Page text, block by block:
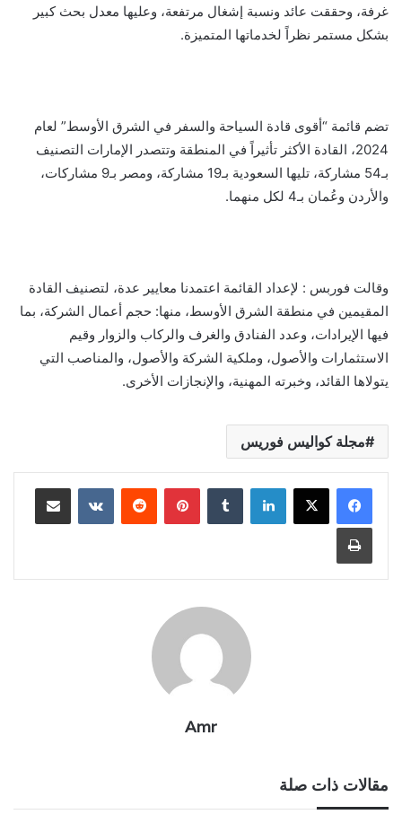
غرفة، وحققت عائد ونسبة إشغال مرتفعة، وعليها معدل بحث كبير
بشكل مستمر نظراً لخدماتها المتميزة.
تضم قائمة “أقوى قادة السياحة والسفر في الشرق الأوسط” لعام
2024، القادة الأكثر تأثيراً في المنطقة وتتصدر الإمارات التصنيف
بـ54 مشاركة، تليها السعودية بـ19 مشاركة، ومصر بـ9 مشاركات،
والأردن وعُمان بـ4 لكل منهما.
وقالت فوربس : لإعداد القائمة اعتمدنا معايير عدة، لتصنيف القادة
المقيمين في منطقة الشرق الأوسط، منها: حجم أعمال الشركة، بما
فيها الإيرادات، وعدد الفنادق والغرف والركاب والزوار وقيم
الاستثمارات والأصول، وملكية الشركة والأصول، والمناصب التي
يتولاها القائد، وخبرته المهنية، والإنجازات الأخرى.
مجلة كواليس فوريس
لينكدإن بينتيريست مشاركة عبر البريد
طباعة
Amr
مقالات ذات صلة